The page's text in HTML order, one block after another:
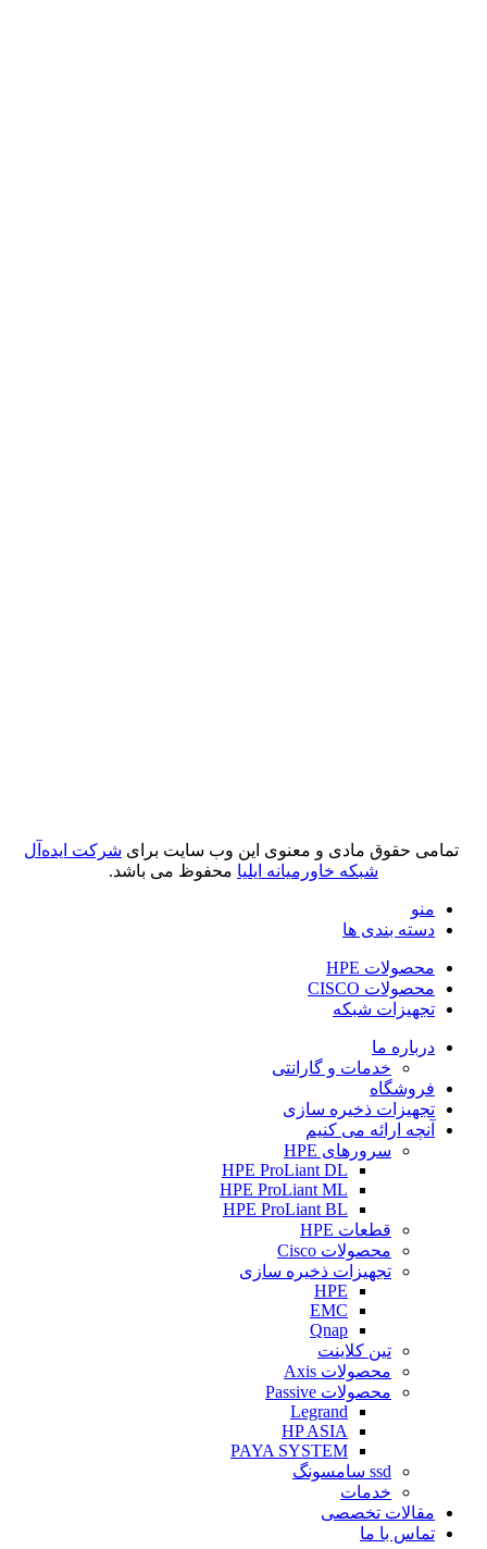
تمامی حقوق مادی و معنوی این وب سایت برای شرکت ایده‌آل
شبکه خاورمیانه ایلیا محفوظ می باشد.
منو
دسته بندی ها
محصولات HPE
محصولات CISCO
تجهیزات شبکه
درباره ما
خدمات و گارانتی
فروشگاه
تجهیزات ذخیره سازی
آنچه ارائه می کنیم
سرورهای HPE
HPE ProLiant DL
HPE ProLiant ML
HPE ProLiant BL
قطعات HPE
محصولات Cisco
تجهیزات ذخیره سازی
HPE
EMC
Qnap
تین کلاینت
محصولات Axis
محصولات Passive
Legrand
HP ASIA
PAYA SYSTEM
ssd سامسونگ
خدمات
مقالات تخصصی
تماس با ما